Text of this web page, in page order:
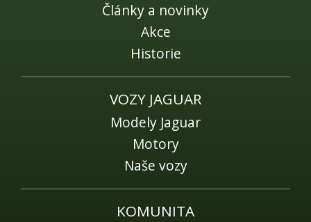
Články a novinky
Akce
Historie
VOZY JAGUAR
Modely Jaguar
Motory
Naše vozy
KOMUNITA